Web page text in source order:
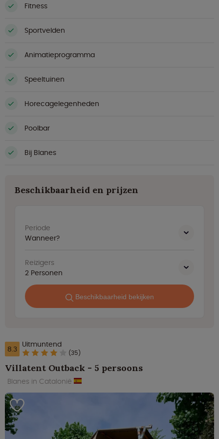
Fitness
Sportvelden
Animatieprogramma
Speeltuinen
Horecagelegenheden
Poolbar
Bij Blanes
Beschikbaarheid en prijzen
Periode
Wanneer?
Reizigers
2 Personen
Beschikbaarheid bekijken
8.3 Uitmuntend
(35)
Villatent Outback - 5 persoons
Blanes in Catalonië